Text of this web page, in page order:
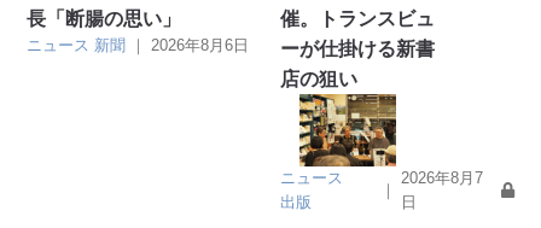
長「断腸の思い」
ニュース 新聞 ｜ 2026年8月6日
催。トランスビュ
ーが仕掛ける新書
店の狙い
ニュース
出版
｜
2026年8月7
日